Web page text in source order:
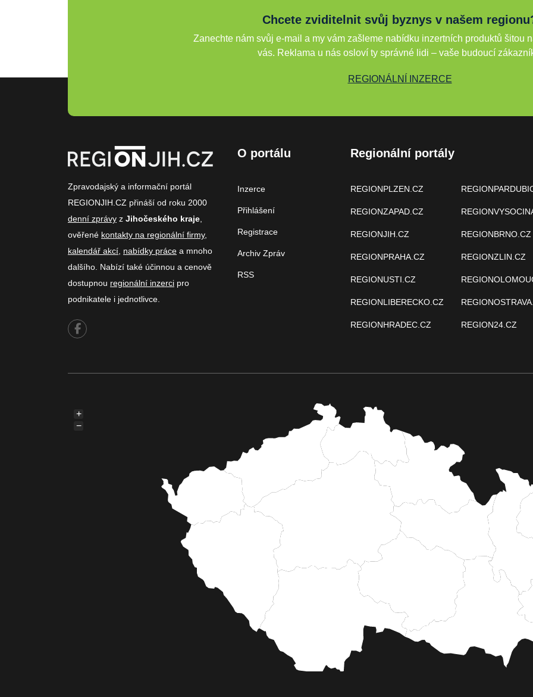
Chcete zviditelnit svůj byznys v našem
Zanechte nám svůj e-mail a my vám zašleme nabídku inzertních produktů šitou
vás. Reklama u nás osloví ty správné lidi – vaše budoucí
REGIONÁLNÍ INZERCE
Zpravodajský a informační portál
REGIONJIH.CZ přináší od roku 2000
denní zprávy z Jihočeského kraje
ověřené kontakty na regionální firmy,
kalendář akcí nabídky práce a mnoho
dalšího. Nabízí také účinnou a cenově
dostupnou regionální inzerci pro
podnikatele i jednotlivce.
O portálu
Inzerce
Přihlášení
Registrace
Archiv Zpráv
RSS
Regionální portály
REGIONPLZEN.CZ
REGIONZAPAD.CZ
REGIONJIH.CZ
REGIONPRAHA.CZ
REGIONUSTI.CZ
REGIONLIBERECKO.CZ
REGIONHRADEC.CZ
REGIONBRNO.CZ
REGIONZLIN.CZ
REGION24.CZ
+
−